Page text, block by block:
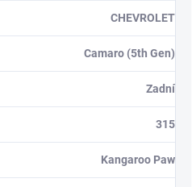
CHEVROLET
Camaro (5th Gen)
Zadní
315
Kangaroo Paw